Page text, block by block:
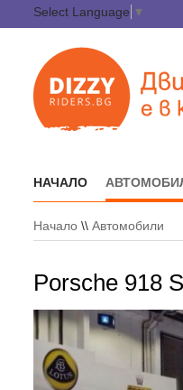
Select Language ▼
НАЧАЛО
Начало \\ Автомобили
Porsche 918